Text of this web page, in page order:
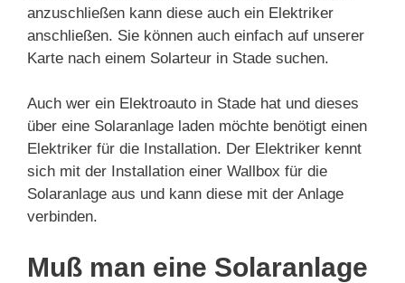
anzuschließen kann diese auch ein Elektriker
anschließen. Sie können auch einfach auf unserer
Karte nach einem Solarteur in Stade suchen.
Auch wer ein Elektroauto in Stade hat und dieses
über eine Solaranlage laden möchte benötigt einen
Elektriker für die Installation. Der Elektriker kennt
sich mit der Installation einer Wallbox für die
Solaranlage aus und kann diese mit der Anlage
verbinden.
Muß man eine Solaranlage